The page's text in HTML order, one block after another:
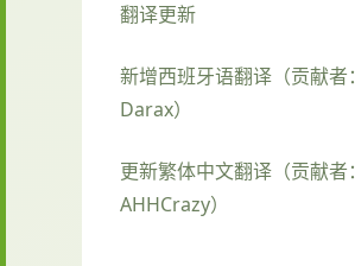
翻译更新
新增西班牙语翻译（贡献者：
Darax）
更新繁体中文翻译（贡献者：
AHHCrazy）